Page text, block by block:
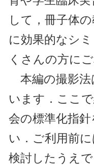
して，冊子体
に効果的なシ
くさんの方に
本編の撮影法
います．ここ
会の標準化指
い．ご利用前
検討したうえ